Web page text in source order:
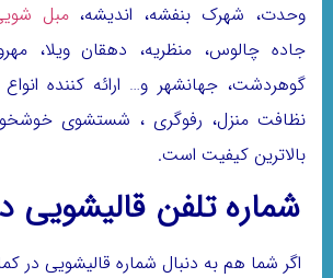
وحدت، شهرک بنفشه، اندیشه،مبل
جاده چالوس، منظریه، دهقان ویلا،
گوهردشت، جهانشهر و… ارائه کننده
نظافت منزل، رفوگری ، شستشوی
بالاترین کیفیت است.
شماره تلفن قالیشویی
اگر شما هم به دنبال شماره قالیشویی در